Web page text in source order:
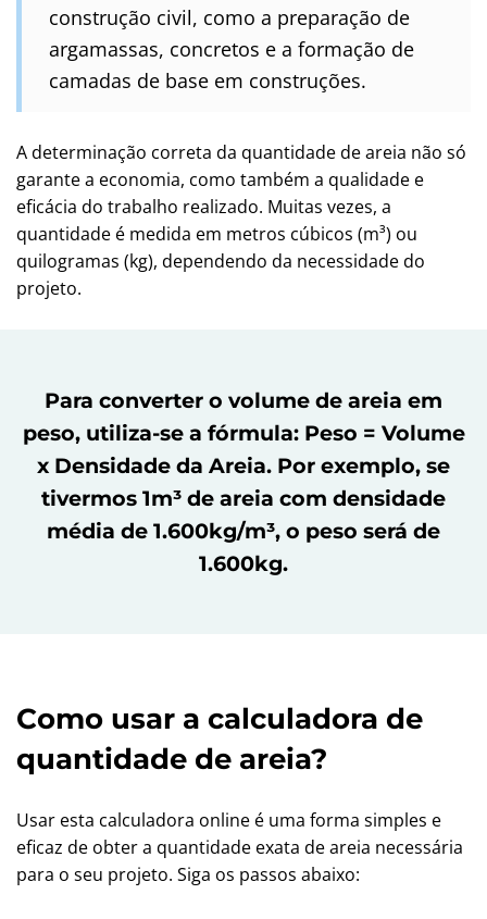
construção civil, como a preparação de
argamassas, concretos e a formação de
camadas de base em construções.
A determinação correta da quantidade de areia não só
garante a economia, como também a qualidade e
eficácia do trabalho realizado. Muitas vezes, a
quantidade é medida em metros cúbicos (m³) ou
quilogramas (kg), dependendo da necessidade do
projeto.
Para converter o volume de areia em
peso, utiliza-se a fórmula: Peso = Volume
x Densidade da Areia. Por exemplo, se
tivermos 1m³ de areia com densidade
média de 1.600kg/m³, o peso será de
1.600kg.
Como usar a calculadora de
quantidade de areia?
Usar esta calculadora online é uma forma simples e
eficaz de obter a quantidade exata de areia necessária
para o seu projeto. Siga os passos abaixo: